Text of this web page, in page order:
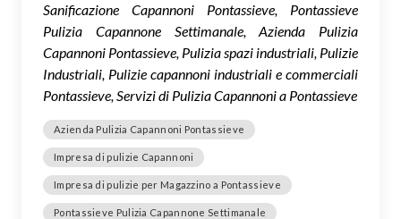
Sanificazione Capannoni Pontassieve, Pontassieve
Pulizia Capannone Settimanale, Azienda Pulizia
Capannoni Pontassieve, Pulizia spazi industriali, Pulizie
Industriali, Pulizie capannoni industriali e commerciali
Pontassieve, Servizi di Pulizia Capannoni a Pontassieve
Azienda Pulizia Capannoni Pontassieve
Impresa di pulizie Capannoni
Impresa di pulizie per Magazzino a Pontassieve
Pontassieve Pulizia Capannone Settimanale